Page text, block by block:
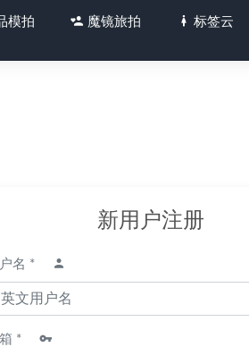
模拍 魔镜旅拍 标签云
新用户注册
名 *
*
2025-03-03
2024-10-06